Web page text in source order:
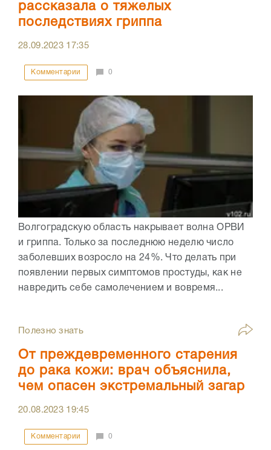
рассказала о тяжелых
последствиях гриппа
28.09.2023 17:35
Комментарии 0
Волгоградскую область накрывает волна ОРВИ
и гриппа. Только за последнюю неделю число
заболевших возросло на 24%. Что делать при
появлении первых симптомов простуды, как не
навредить себе самолечением и вовремя...
Полезно знать
От преждевременного старения
до рака кожи: врач объяснила,
чем опасен экстремальный загар
20.08.2023 19:45
Комментарии 0